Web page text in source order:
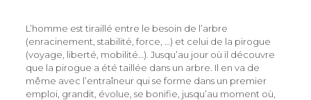
L’homme est tiraillé entre le besoin de l’arbre
(enracinement, stabilité, force, …) et celui de la pirogue
(voyage, liberté, mobilité…). Jusqu’au jour où il découvre
que la pirogue a été taillée dans un arbre. Il en va de
même avec l’entraîneur qui se forme dans un premier
emploi, grandit, évolue, se bonifie, jusqu’au moment où,